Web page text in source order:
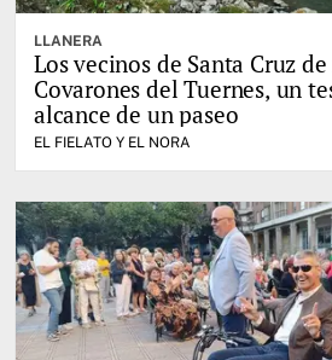
LLANERA
Los vecinos de Santa Cruz
Covarones del Tuernes, un
alcance de un paseo
EL FIELATO Y EL NORA